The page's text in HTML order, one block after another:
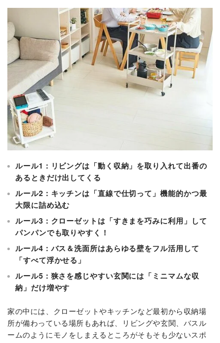
ルール1：リビングは「動く収納」を取り入れて出番の
あるときだけ出してくる
ルール2：キッチンは「直線で仕切って」機能的かつ最
大限に詰め込む
ルール3：クローゼットは「すきまを巧みに利用」して
パンパンでも取りやすく！
ルール4：バス＆洗面所はあらゆる壁をフル活用して
「すべて浮かせる」
ルール5：狭さを感じやすい玄関には「ミニマムな収
納」だけ増やす
家の中には、クローゼットやキッチンなど最初から収納場
所が備わっている場所もあれば、リビングや玄関、バスル
ームのようにモノをしまえるところがそもそも少ないスポ